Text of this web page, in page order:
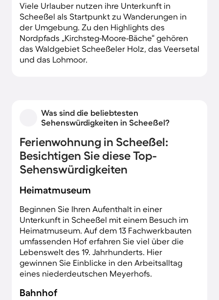
Viele Urlauber nutzen ihre Unterkunft in
Scheeßel als Startpunkt zu Wanderungen in
der Umgebung. Zu den Highlights des
Nordpfads „Kirchsteg-Moore-Bäche“ gehören
das Waldgebiet Scheeßeler Holz, das Veersetal
und das Lohmoor.
Was sind die beliebtesten
Sehenswürdigkeiten in Scheeßel?
Ferienwohnung in Scheeßel:
Besichtigen Sie diese Top-
Sehenswürdigkeiten
Heimatmuseum
Beginnen Sie Ihren Aufenthalt in einer
Unterkunft in Scheeßel mit einem Besuch im
Heimatmuseum. Auf dem 13 Fachwerkbauten
umfassenden Hof erfahren Sie viel über die
Lebenswelt des 19. Jahrhunderts. Hier
gewinnen Sie Einblicke in den Arbeitsalltag
eines niederdeutschen Meyerhofs.
Bahnhof